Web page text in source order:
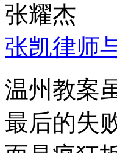
张耀杰
张凯律师
温州教案
最后的失